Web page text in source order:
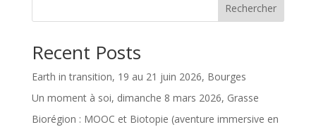
Rechercher
Recent Posts
Earth in transition, 19 au 21 juin 2026, Bourges
Un moment à soi, dimanche 8 mars 2026, Grasse
Biorégion : MOOC et Biotopie (aventure immersive en